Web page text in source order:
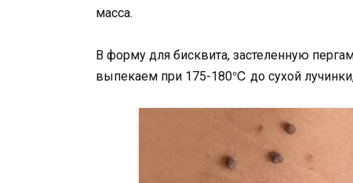
масса.
В форму для бисквита, застеленную
выпекаем при 175-180℃ до сухой